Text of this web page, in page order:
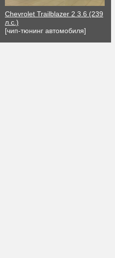
Chevrolet Trailblazer 2 3.6 (239
л.с.)
[чип-тюнинг автомобиля]